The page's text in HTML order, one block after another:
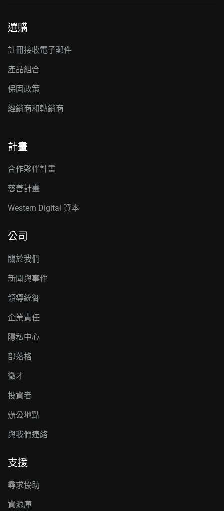
選購
註冊接收電子郵件
產品組合
保固政策
經銷商和轉銷商
計畫
合作夥伴計畫
慈善計畫
Western Digital 資本
公司
關於我們
新聞與事件
領導統御
企業責任
隱私中心
部落格
徵才
投資者
辦公地點
與我們連絡
支援
尋求協助
資源庫